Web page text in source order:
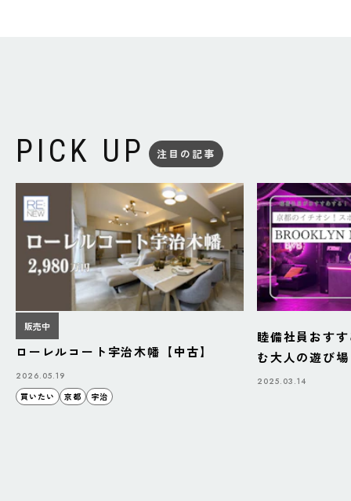
PICK UP 注目の記事
販売中
ローレルコート宇治木幡【中古】
2026.05.19
買いたい
京都 宇治
睦備社員おす
む大人の遊び
BAZAAR」
2025.03.14